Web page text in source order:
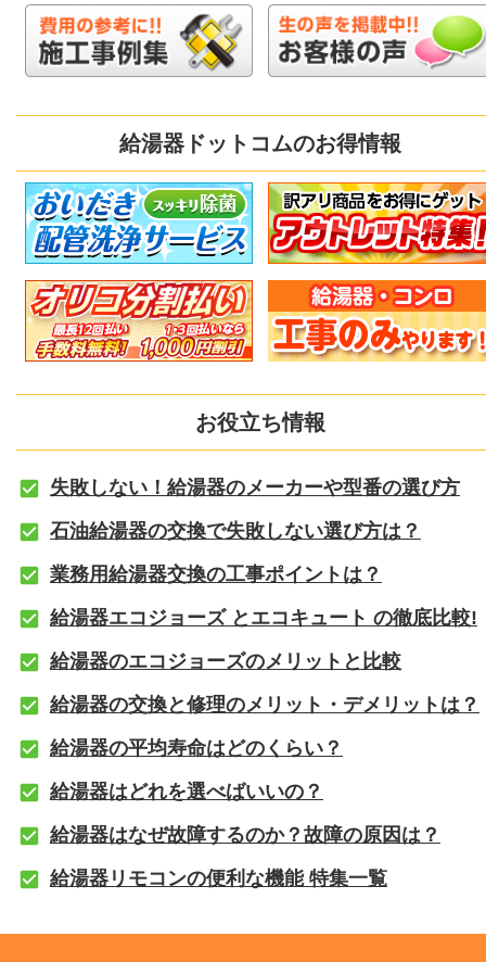
給湯器ドットコムのお得情報
お役立ち情報
失敗しない！給湯器のメーカーや型番の選び方
石油給湯器の交換で失敗しない選び方は？
業務用給湯器交換の工事ポイントは？
給湯器エコジョーズ とエコキュート の徹底比較!
給湯器のエコジョーズのメリットと比較
給湯器の交換と修理のメリット・デメリットは？
給湯器の平均寿命はどのくらい？
給湯器はどれを選べばいいの？
給湯器はなぜ故障するのか？故障の原因は？
給湯器リモコンの便利な機能 特集一覧